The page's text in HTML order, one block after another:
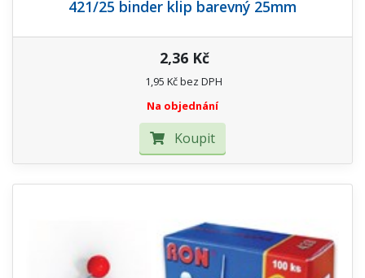
421/25 binder klip barevný 25mm
2,36 Kč
1,95 Kč bez DPH
Na objednání
Koupit